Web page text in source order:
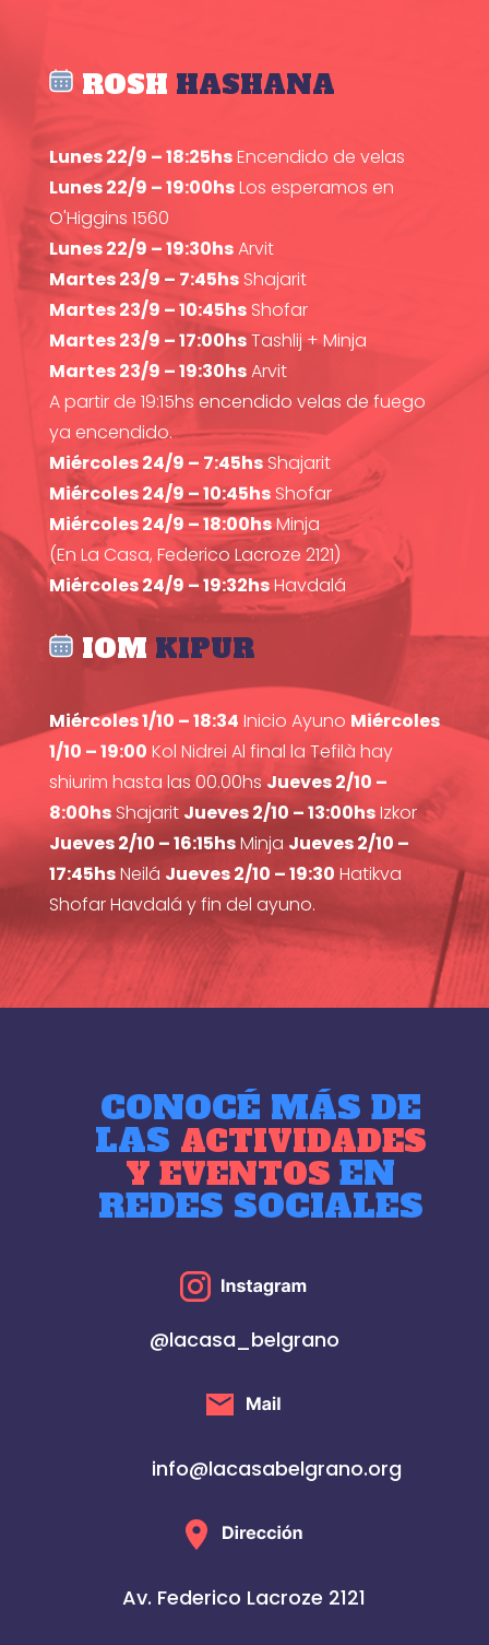
ROSH HASHANA
Lunes 22/9 – 18:25hsEncendido de velas
Lunes 22/9 – 19:00hsLos esperamos en
O'Higgins 1560
Lunes 22/9 – 19:30hsArvit
Martes 23/9 – 7:45hsShajarit
Martes 23/9 – 10:45hsShofar
Martes 23/9 – 17:00hsTashlij + Minja
Martes 23/9 – 19:30hsArvit
A partir de 19:15hs encendido velas de fuego
ya encendido.
Miércoles 24/9 – 7:45hsShajarit
Miércoles 24/9 – 10:45hsShofar
Miércoles 24/9 – 18:00hsMinja
(En La Casa, Federico Lacroze 2121)
Miércoles 24/9 – 19:32hsHavdalá
IOM KIPUR
Miércoles 1/10 – 18:34 Inicio Ayuno Miércoles
1/10 – 19:00 Kol Nidrei Al final la Tefilà hay
shiurim hasta las 00.00hsJueves 2/10 –
8:00hsShajarit Jueves 2/10 – 13:00hsIzkor
Jueves 2/10 – 16:15hsMinja Jueves 2/10 –
17:45hsNeilá Jueves 2/10 – 19:30 Hatikva
Shofar Havdalá y fin del ayuno.
CONOCÉ MÁS DE
LAS ACTIVIDADES
Y EVENTOSEN
REDES SOCIALES
@lacasa_belgrano
info@lacasabelgrano.org
Av. Federico Lacroze 2121